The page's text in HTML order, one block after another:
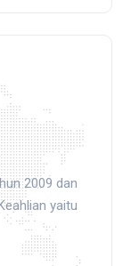
2009 dan
yaitu